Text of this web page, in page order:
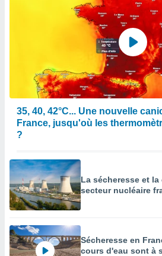
35, 40, 42°C... Une nouvelle
France, jusqu'où les
?
La sécheresse et
secteur nucléaire
Sécheresse en
cours d'eau sont à